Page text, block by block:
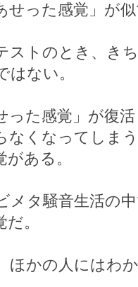
せった感覚」が似
ストのとき、き
はない。
った感覚」が復
なくなってしま
ある。
メタ騒音生活の
。
ほかの人にはわ